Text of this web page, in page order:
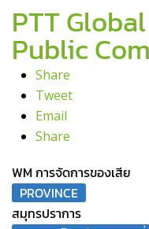
PTT
Public
Share
Tweet
Email
Share
WM การจัดการของเสีย
PROVINCE
สมุทรปราการ